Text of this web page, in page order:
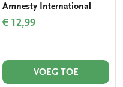
Amnesty International
€ 12,99
VOEG TOE